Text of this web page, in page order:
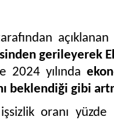
açıklanan
gerileyerek
2024 yılında
beklendiği gibi
oranı yüzde